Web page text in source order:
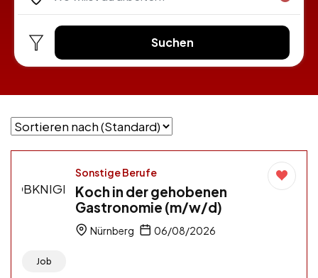
Suchen
Sonstige Berufe
Koch in der gehobenen
Gastronomie (m/w/d)
Nürnberg 06/08/2026
Job